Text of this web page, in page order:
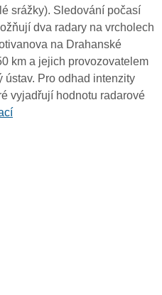
srážky). Sledování počasí
dva radary na vrcholech
na Drahanské
km a jejich provozovatelem
ústav. Pro odhad intenzity
vyjadřují hodnotu radarové